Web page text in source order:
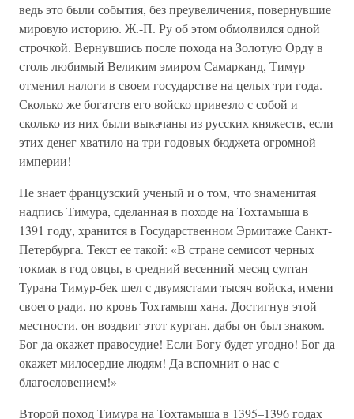
ведь это были события, без преувеличения, повернувшие
мировую историю. Ж.-П. Ру об этом обмолвился одной
строчкой. Вернувшись после похода на Золотую Орду в
столь любимый Великим эмиром Самарканд, Тимур
отменил налоги в своем государстве на целых три года.
Сколько же богатств его войско привезло с собой и
сколько из них были выкачаны из русских княжеств, если
этих денег хватило на три годовых бюджета огромной
империи!
Не знает французский ученый и о том, что знаменитая
надпись Тимура, сделанная в походе на Тохтамыша в
1391 году, хранится в Государственном Эрмитаже Санкт-
Петербурга. Текст ее такой: «В стране семисот черных
токмак в год овцы, в средний весенний месяц султан
Турана Тимур-бек шел с двумястами тысяч войска, имени
своего ради, по кровь Тохтамыш хана. Достигнув этой
местности, он воздвиг этот курган, дабы он был знаком.
Бог да окажет правосудие! Если Богу будет угодно! Бог да
окажет милосердие людям! Да вспомнит о нас с
благословением!»
Второй поход Тимура на Тохтамыша в 1395–1396 годах